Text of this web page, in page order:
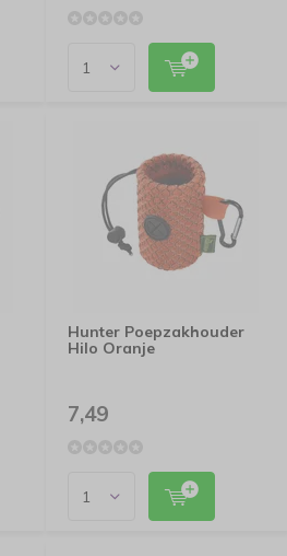
Hunter Poepzakhouder
Hilo Oranje
7,49